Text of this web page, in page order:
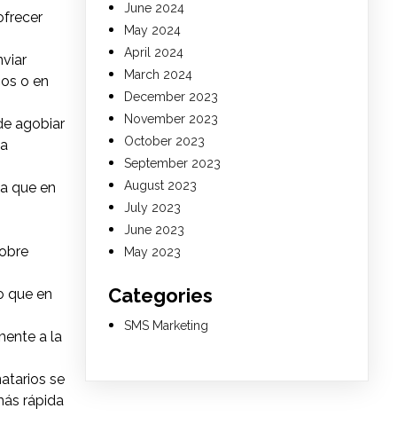
o en
agobiar
que en
que en
a la
se
rápida
June 2024
May 2024
April 2024
March 2024
December 2023
November 2023
October 2023
September 2023
August 2023
July 2023
June 2023
May 2023
Categories
SMS Marketing